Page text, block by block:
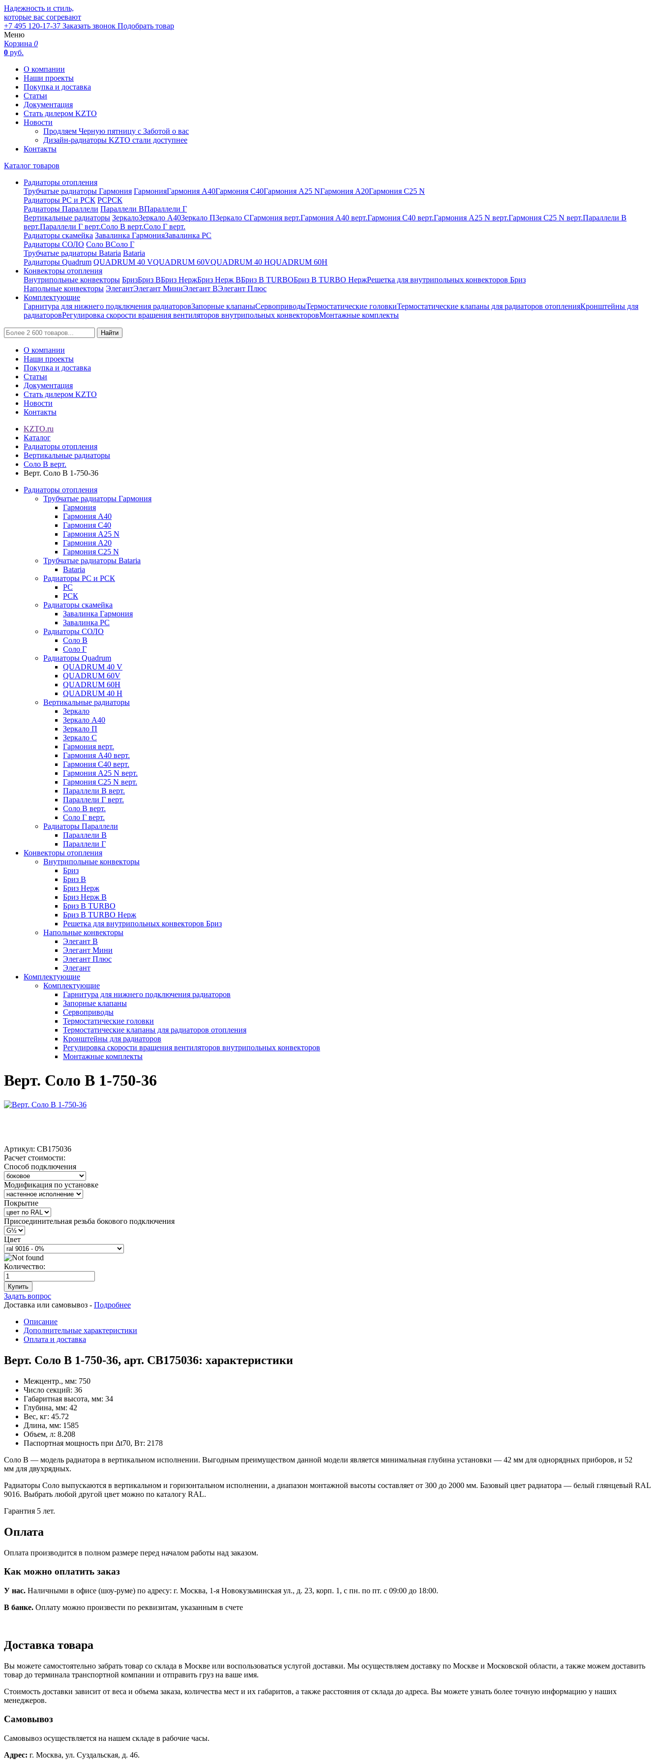
Надежность и стиль,
которые вас согревают
+7 495 120-17-37 Заказать звонок Подобрать товар
Меню
Корзина 0
0 руб.
О компании
Наши проекты
Покупка и доставка
Статьи
Документация
Стать дилером KZTO
Новости
Продляем Черную пятницу с Заботой о вас
Дизайн-радиаторы KZTO стали доступнее
Контакты
Каталог товаров
Радиаторы отопления
Трубчатые радиаторы Гармония ГармонияГармония А40Гармония С40Гармония А25 NГармония А20Гармония С25 N
Радиаторы РС и РСК РСРСК
Радиаторы Параллели Параллели ВПараллели Г
Вертикальные радиаторы ЗеркалоЗеркало А40Зеркало ПЗеркало СГармония верт.Гармония А40 верт.Гармония С40 верт.Гармония А25 N верт.Гармония С25 N верт.Параллели В
верт.Параллели Г верт.Соло В верт.Соло Г верт.
Радиаторы скамейка Завалинка ГармонияЗавалинка РС
Радиаторы СОЛО Соло ВСоло Г
Трубчатые радиаторы Bataria Bataria
Радиаторы Quadrum QUADRUM 40 VQUADRUM 60VQUADRUM 40 HQUADRUM 60H
Конвекторы отопления
Внутрипольные конвекторы БризБриз ВБриз НержБриз Нерж ВБриз В TURBOБриз В TURBO НержРешетка для внутрипольных конвекторов Бриз
Напольные конвекторы ЭлегантЭлегант МиниЭлегант ВЭлегант Плюс
Комплектующие
Гарнитура для нижнего подключения радиаторовЗапорные клапаныСервоприводыТермостатические головкиТермостатические клапаны для радиаторов отопленияКронштейны для
радиаторовРегулировка скорости вращения вентиляторов внутрипольных конвекторовМонтажные комплекты
Найти
О компании
Наши проекты
Покупка и доставка
Статьи
Документация
Стать дилером KZTO
Новости
Контакты
KZTO.ru
Каталог
Радиаторы отопления
Вертикальные радиаторы
Соло В верт.
Верт. Соло В 1-750-36
Радиаторы отопления
Трубчатые радиаторы Гармония
Гармония
Гармония А40
Гармония С40
Гармония А25 N
Гармония А20
Гармония С25 N
Трубчатые радиаторы Bataria
Bataria
Радиаторы РС и РСК
РС
РСК
Радиаторы скамейка
Завалинка Гармония
Завалинка РС
Радиаторы СОЛО
Соло В
Соло Г
Радиаторы Quadrum
QUADRUM 40 V
QUADRUM 60V
QUADRUM 60H
QUADRUM 40 H
Вертикальные радиаторы
Зеркало
Зеркало А40
Зеркало П
Зеркало С
Гармония верт.
Гармония А40 верт.
Гармония С40 верт.
Гармония А25 N верт.
Гармония С25 N верт.
Параллели В верт.
Параллели Г верт.
Соло В верт.
Соло Г верт.
Радиаторы Параллели
Параллели В
Параллели Г
Конвекторы отопления
Внутрипольные конвекторы
Бриз
Бриз В
Бриз Нерж
Бриз Нерж В
Бриз В TURBO
Бриз В TURBO Нерж
Решетка для внутрипольных конвекторов Бриз
Напольные конвекторы
Элегант В
Элегант Мини
Элегант Плюс
Элегант
Комплектующие
Комплектующие
Гарнитура для нижнего подключения радиаторов
Запорные клапаны
Сервоприводы
Термостатические головки
Термостатические клапаны для радиаторов отопления
Кронштейны для радиаторов
Регулировка скорости вращения вентиляторов внутрипольных конвекторов
Монтажные комплекты
Верт. Соло В 1-750-36
Артикул: СВ175036
Расчет стоимости:
Способ подключения
Модификация по установке
Покрытие
Присоединительная резьба бокового подключения
Цвет
Количество:
Купить
Задать вопрос
Доставка или самовывоз - Подробнее
Описание
Дополнительные характеристики
Оплата и доставка
Верт. Соло В 1-750-36, арт. СВ175036: характеристики
Межцентр., мм: 750
Число секций: 36
Габаритная высота, мм: 34
Глубина, мм: 42
Вес, кг: 45.72
Длина, мм: 1585
Объем, л: 8.208
Паспортная мощность при Δt70, Вт: 2178
Соло В — модель радиатора в вертикальном исполнении. Выгодным преимуществом данной модели является минимальная глубина установки ― 42 мм для однорядных приборов, и 52
мм для двухрядных.
Радиаторы Соло выпускаются в вертикальном и горизонтальном исполнении, а диапазон монтажной высоты составляет от 300 до 2000 мм. Базовый цвет радиатора — белый глянцевый RAL
9016. Выбрать любой другой цвет можно по каталогу RAL.
Гарантия 5 лет.
Оплата
Оплата производится в полном размере перед началом работы над заказом.
Как можно оплатить заказ
У нас. Наличными в офисе (шоу-руме) по адресу: г. Москва, 1-я Новокузьминская ул., д. 23, корп. 1, с пн. по пт. с 09:00 до 18:00.
В банке. Оплату можно произвести по реквизитам, указанным в счете
Доставка товара
Вы можете самостоятельно забрать товар со склада в Москве или воспользоваться услугой доставки. Мы осуществляем доставку по Москве и Московской области, а также можем доставить
товар до терминала транспортной компании и отправить груз на ваше имя.
Стоимость доставки зависит от веса и объема заказа, количества мест и их габаритов, а также расстояния от склада до адреса. Вы можете узнать более точную информацию у наших
менеджеров.
Самовывоз
Самовывоз осуществляется на нашем складе в рабочие часы.
Адрес: г. Москва, ул. Суздальская, д. 46.